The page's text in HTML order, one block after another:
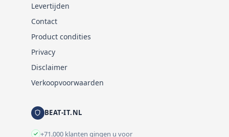
Levertijden
Contact
Product condities
Privacy
Disclaimer
Verkoopvoorwaarden
BEAT-IT.NL
+71.000 klanten gingen u voor